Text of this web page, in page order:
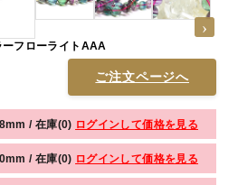
ーフローライトAAA
ご注文ページへ
/ 在庫(0) ログインして価格を見る
/ 在庫(0) ログインして価格を見る